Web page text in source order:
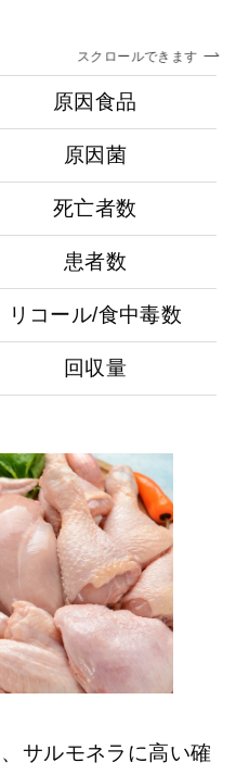
スクロールできます
原因食品
原因菌
死亡者数
患者数
リコール/食中毒数
回収量
サルモネラに高い確